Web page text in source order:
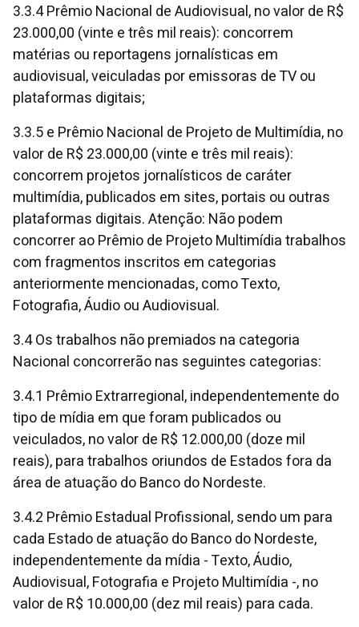
3.3.4 Prêmio Nacional de Audiovisual, no valor de R$
23.000,00 (vinte e três mil reais): concorrem
matérias ou reportagens jornalísticas em
audiovisual, veiculadas por emissoras de TV ou
plataformas digitais;
3.3.5 e Prêmio Nacional de Projeto de Multimídia, no
valor de R$ 23.000,00 (vinte e três mil reais):
concorrem projetos jornalísticos de caráter
multimídia, publicados em sites, portais ou outras
plataformas digitais. Atenção: Não podem
concorrer ao Prêmio de Projeto Multimídia trabalhos
com fragmentos inscritos em categorias
anteriormente mencionadas, como Texto,
Fotografia, Áudio ou Audiovisual.
3.4 Os trabalhos não premiados na categoria
Nacional concorrerão nas seguintes categorias:
3.4.1 Prêmio Extrarregional, independentemente do
tipo de mídia em que foram publicados ou
veiculados, no valor de R$ 12.000,00 (doze mil
reais), para trabalhos oriundos de Estados fora da
área de atuação do Banco do Nordeste.
3.4.2 Prêmio Estadual Profissional, sendo um para
cada Estado de atuação do Banco do Nordeste,
independentemente da mídia - Texto, Áudio,
Audiovisual, Fotografia e Projeto Multimídia -, no
valor de R$ 10.000,00 (dez mil reais) para cada.